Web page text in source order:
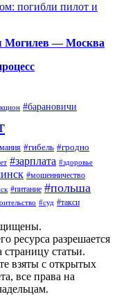
погибли пилот и
Могилев — Москва
#барановичи
#гибель #гродно
#зарплата #здоровье
#мошенничество
#питание #польша
#суд #такси
ресурса разрешается
статьи.
взяты с открытых
все права на